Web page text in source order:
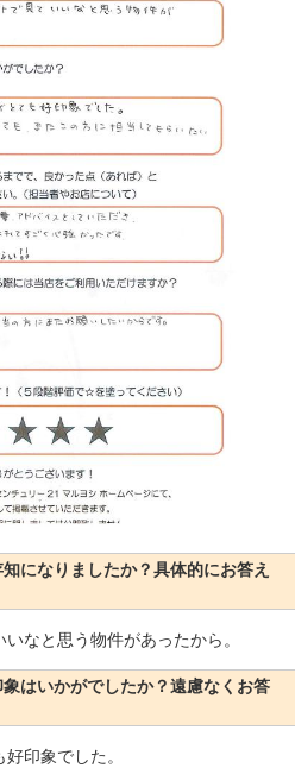
になりましたか？具体的にお答え
なと思う物件があったから。
はいかがでしたか？遠慮なくお答
印象でした。